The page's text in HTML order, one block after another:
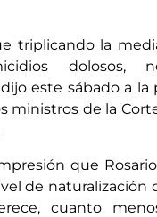
triplicando la
dolosos,
este sábado a la
ministros de la
que
de naturalización
cuanto